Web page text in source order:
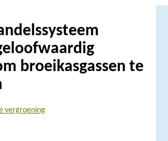
broeikasgassen te
vergroening